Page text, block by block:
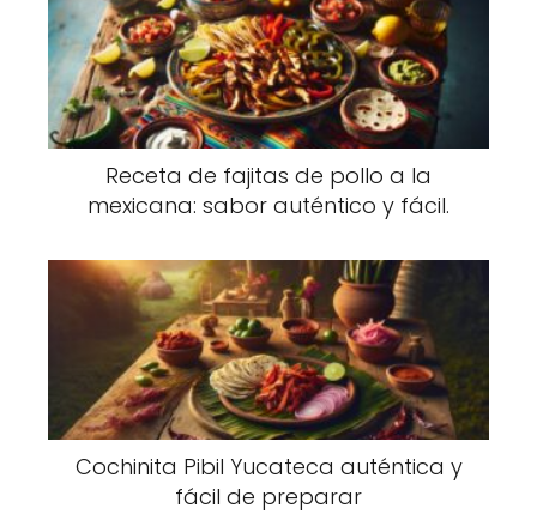
Receta de fajitas de pollo a la
mexicana: sabor auténtico y fácil.
Cochinita Pibil Yucateca auténtica y
fácil de preparar